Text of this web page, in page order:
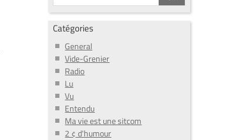
Catégories
General
Vide-Grenier
Radio
Lu
Vu
Entendu
Ma vie est une sitcom
2 ¢ d'humour